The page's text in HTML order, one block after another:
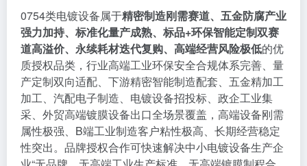
0754类电镀设备属于精密制造刚需赛道、五金防腐产业
强力加持、标准化量产成熟、标品+环保智能定制双赛
道高溢价、永续耗材迭代复购、高端经营风险极低的优
质授权品类，行业高端工业环保安全合规体系完善、量
产定制双向适配、下游精密智能制造配套、五金精加工
加工、汽配电子制造、电镀设备招投标、政企工业集
采、外贸高端镀膜设备出口全场景覆盖，高端设备刚需
属性极强、B端工业制造客户粘性极高、长期经营稳定
性突出。品牌授权合作可快速解决中小电镀设备生产企